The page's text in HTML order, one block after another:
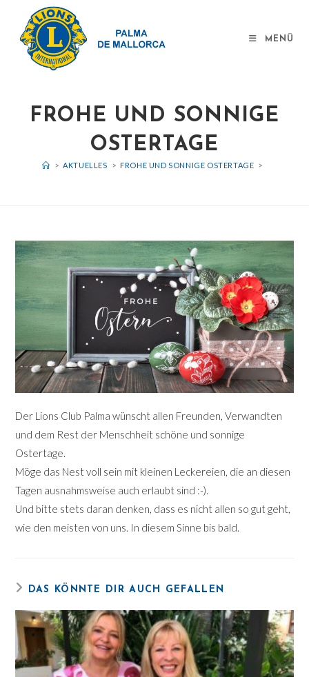
MENÜ
FROHE UND SONNIGE
OSTERTAGE
> AKTUELLES > FROHE UND SONNIGE OSTERTAGE >
Der Lions Club Palma wünscht allen Freunden, Verwandten
und dem Rest der Menschheit schöne und sonnige
Ostertage.
Möge das Nest voll sein mit kleinen Leckereien, die an diesen
Tagen ausnahmsweise auch erlaubt sind :-).
Und bitte stets daran denken, dass es nicht allen so gut geht,
wie den meisten von uns. In diesem Sinne bis bald.
DAS KÖNNTE DIR AUCH GEFALLEN